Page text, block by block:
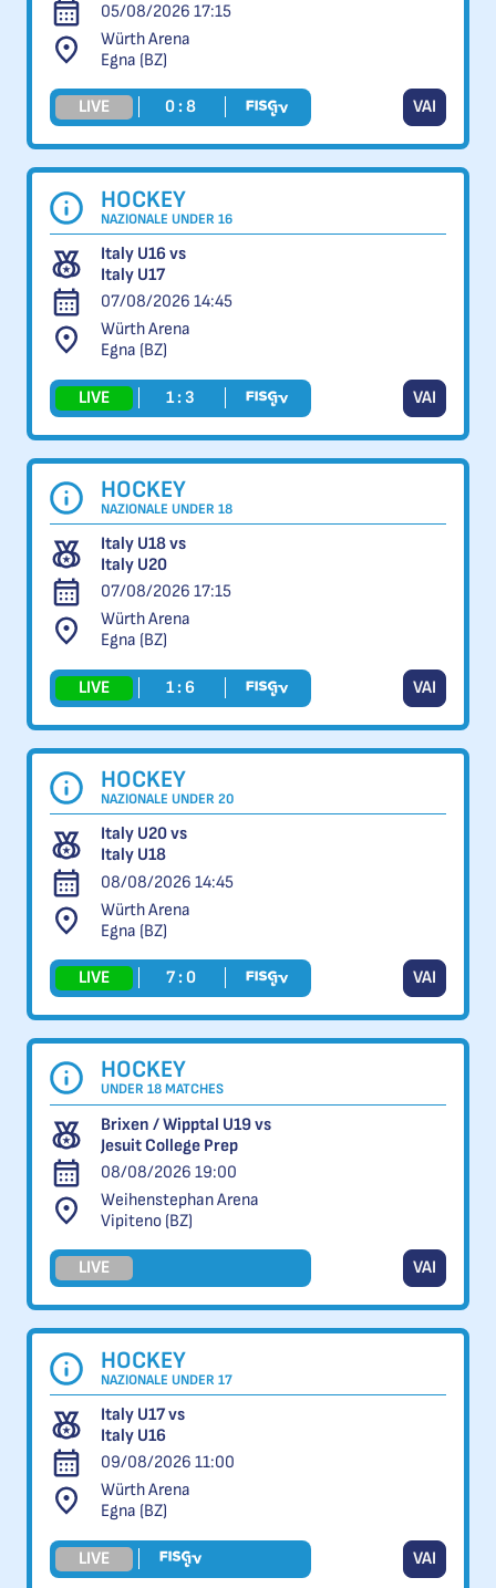
05/08/2026 17:15
Würth Arena
Egna (BZ)
LIVE 0 : 8 VAI
HOCKEY
NAZIONALE UNDER 16
Italy U16 vs
Italy U17
07/08/2026 14:45
Würth Arena
Egna (BZ)
LIVE 1 : 3 VAI
HOCKEY
NAZIONALE UNDER 18
Italy U18 vs
Italy U20
07/08/2026 17:15
Würth Arena
Egna (BZ)
LIVE 1 : 6 VAI
HOCKEY
NAZIONALE UNDER 20
Italy U20 vs
Italy U18
08/08/2026 14:45
Würth Arena
Egna (BZ)
LIVE 7 : 0 VAI
HOCKEY
UNDER 18 MATCHES
Brixen / Wipptal U19 vs
Jesuit College Prep
08/08/2026 19:00
Weihenstephan Arena
Vipiteno (BZ)
LIVE VAI
HOCKEY
NAZIONALE UNDER 17
Italy U17 vs
Italy U16
09/08/2026 11:00
Würth Arena
Egna (BZ)
LIVE VAI